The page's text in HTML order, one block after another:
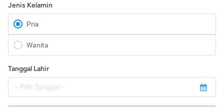
Jenis Kelamin
Pria
Wanita
Tanggal Lahir